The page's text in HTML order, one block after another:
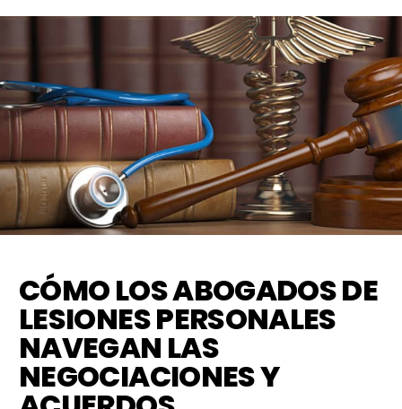
CÓMO LOS ABOGADOS DE
LESIONES PERSONALES
NAVEGAN LAS
NEGOCIACIONES Y